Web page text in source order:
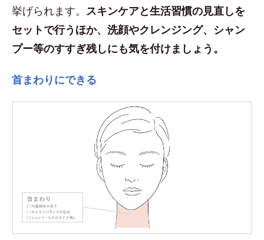
挙げられます。 スキンケアと生活習慣の見直しを
セットで行うほか、洗顔やクレンジング、シャン
プー等のすすぎ残しにも気を付けましょう。
首まわりにできる